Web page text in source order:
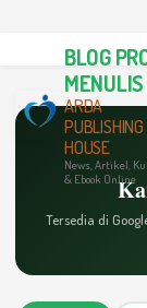
BLOG
MENULIS
ARDA
PUBLISHING
HOUSE
News, Artikel,
& Ebook Online
Tersedia di